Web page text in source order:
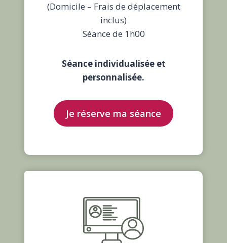
(Domicile – Frais de déplacement
inclus)
Séance de 1h00
Séance individualisée et
personnalisée.
Je réserve ma séance